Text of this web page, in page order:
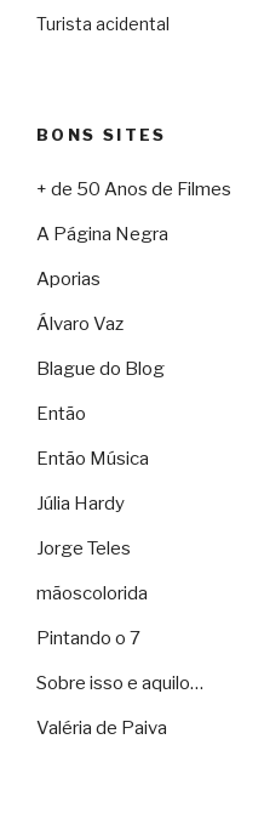
Turista acidental
BONS SITES
+ de 50 Anos de Filmes
A Página Negra
Aporias
Álvaro Vaz
Blague do Blog
Então
Então Música
Júlia Hardy
Jorge Teles
mãoscolorida
Pintando o 7
Sobre isso e aquilo…
Valéria de Paiva